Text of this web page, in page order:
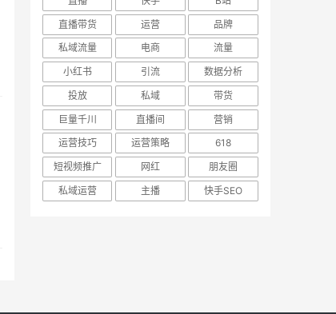
直播带货
运营
品牌
私域流量
电商
流量
小红书
引流
数据分析
投放
私域
带货
巨量千川
直播间
营销
运营技巧
运营策略
618
短视频推广
网红
朋友圈
私域运营
主播 快手SEO